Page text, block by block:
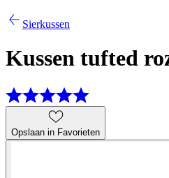
Sierkussen
Kussen tufted
Opslaan in Favorieten